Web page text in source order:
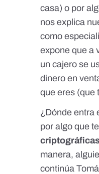
casa) o por
nos explica
como
expone que a
un cajero se
dinero en
que eres (que
¿Dónde entra
por algo que
manera,
continúa